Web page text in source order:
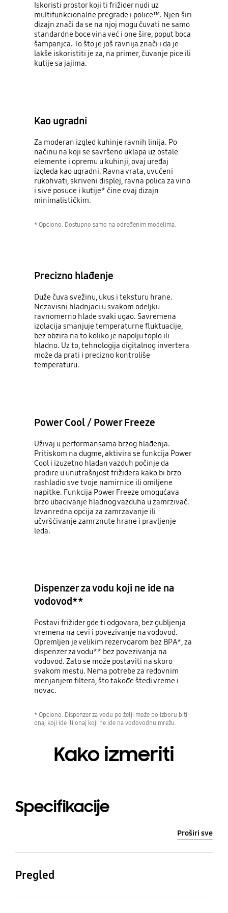
Iskoristi prostor koji ti frižider nudi uz
multifunkcionalne pregrade i police™. Njen širi
dizajn znači da se na njoj mogu čuvati ne samo
standardne boce vina već i one šire, poput boca
šampanjca. To što je još ravnija znači i da je
lakše iskoristiti je za, na primer, čuvanje pice ili
kutije sa jajima.
Kao ugradni
Za moderan izgled kuhinje ravnih linija. Po
načinu na koji se savršeno uklapa uz ostale
elemente i opremu u kuhinji, ovaj uređaj
izgleda kao ugradni. Ravna vrata, uvučeni
rukohvati, skriveni displej, ravna polica za vino
i sive posude i kutije* čine ovaj dizajn
minimalističkim.
* Opciono. Dostupno samo na određenim modelima.
Precizno hlađenje
Duže čuva svežinu, ukus i teksturu hrane.
Nezavisni hladnjaci u svakom odeljku
ravnomerno hlade svaki ugao. Savremena
izolacija smanjuje temperaturne fluktuacije,
bez obzira na to koliko je napolju toplo ili
hladno. Uz to, tehnologija digitalnog invertera
može da prati i precizno kontroliše
temperaturu.
Power Cool / Power Freeze
Uživaj u performansama brzog hlađenja.
Pritiskom na dugme, aktivira se funkcija Power
Cool i izuzetno hladan vazduh počinje da
prodire u unutrašnjost frižidera kako bi brzo
rashladio sve tvoje namirnice ili omiljene
napitke. Funkcija Power Freeze omogućava
brzo ubacivanje hladnog vazduha u zamrzivač.
Izvanredna opcija za zamrzavanje ili
učvršćivanje zamrznute hrane i pravljenje
leda.
Dispenzer za vodu koji ne ide na
vodovod**
Postavi frižider gde ti odgovara, bez gubljenja
vremena na cevi i povezivanje na vodovod.
Opremljen je velikim rezervoarom bez BPA*, za
dispenzer za vodu** bez povezivanja na
vodovod. Zato se može postaviti na skoro
svakom mestu. Nema potrebe za redovnim
menjanjem filtera, što takođe štedi vreme i
novac.
* Opciono. Dispenzer za vodu po želji može po izboru biti
onaj koji ide ili onaj koji ne ide na vodovodnu mrežu.
Kako izmeriti
Specifikacije
Proširi sve
Pregled